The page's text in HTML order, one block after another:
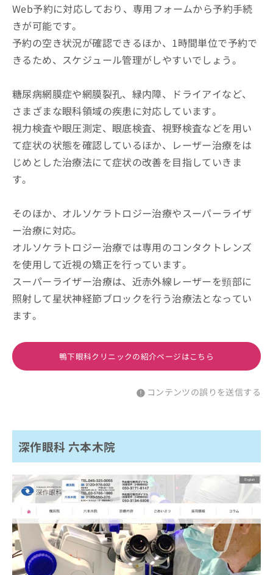
Web予約に対応しており、専用フォームから予約手続
きが可能です。
予約の空き状況が確認できるほか、1時間単位で予約で
きるため、スケジュール管理がしやすいでしょう。
糖尿病網膜症や網膜裂孔、緑内障、ドライアイなど、
さまざまな眼科領域の疾患に対応しています。
視力検査や眼圧測定、眼底検査、視野検査などを用い
て症状の状態を確認しているほか、レーザー治療をは
じめとした治療法にて症状の改善を目指していきま
す。
そのほか、オルソケラトロジー治療やスーパーライザ
ー治療に対応。
オルソケラトロジー治療では専用のコンタクトレンズ
を使用して近視の矯正を行っています。
スーパーライザー治療は、近赤外線レーザーを頸部に
照射して星状神経節ブロックを行う治療法となってい
ます。
鴨下眼科クリニックの紹介ページはこちら
コンテンツの誤りを送信する
深作眼科 六本木院